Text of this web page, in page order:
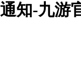
通知-九游